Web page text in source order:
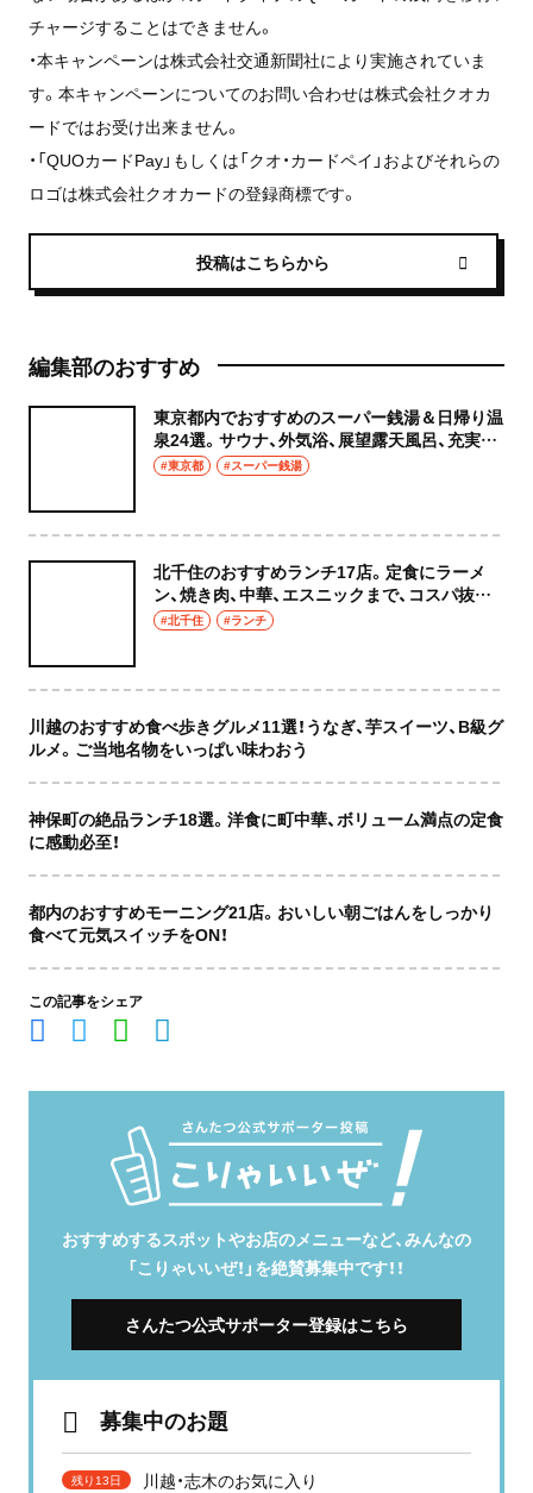
チャージすることはできません。
・本キャンペーンは株式会社交通新聞社により実施されていま
す。本キャンペーンについてのお問い合わせは株式会社クオカ
ードではお受け出来ません。
・「QUOカードPay」もしくは「クオ・カードペイ」およびそれらの
ロゴは株式会社クオカードの登録商標です。
投稿はこちらから
編集部のおすすめ
東京都内でおすすめのスーパー銭湯＆日帰り温
泉24選。サウナ、外気浴、展望露天風呂、充実の
癒やし空間へ
#東京都 #スーパー銭湯
北千住のおすすめランチ17店。定食にラーメ
ン、焼き肉、中華、エスニックまで、コスパ抜群
な店もおしゃれな店も網羅してご紹介！
#北千住 #ランチ
川越のおすすめ食べ歩きグルメ11選！うなぎ、芋スイーツ、B級グ
ルメ。ご当地名物をいっぱい味わおう
神保町の絶品ランチ18選。洋食に町中華、ボリューム満点の定食
に感動必至！
都内のおすすめモーニング21店。おいしい朝ごはんをしっかり
食べて元気スイッチをON！
この記事をシェア
おすすめするスポットやお店のメニューなど、みんなの
「こりゃいいぜ！」を絶賛募集中です！！
さんたつ公式サポーター登録はこちら
募集中のお題
残り13日 川越・志木のお気に入り